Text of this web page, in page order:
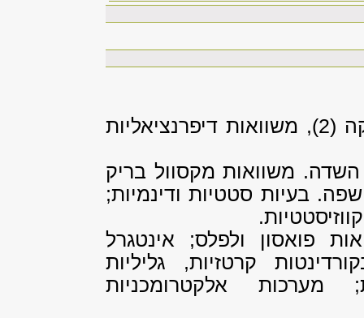
(2), משוואות דיפרנציאליות
השדה. משוואות מקסוול בריק
בעיות סטטיות ודינמיות;
פואסון ולפלס; אינטגרל
קרטזיות, גליליות
מערכות אלקטרומכניות